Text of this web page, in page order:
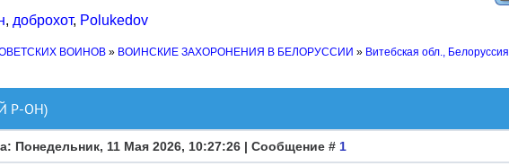
, доброхот, Polukedov
ВОИНОВ » ВОИНСКИЕ ЗАХОРОНЕНИЯ В БЕЛОРУССИИ » Витебская обл., Белоруссия
Р-ОН)
Понедельник, 11 Мая 2026, 10:27:26 | Сообщение # 1